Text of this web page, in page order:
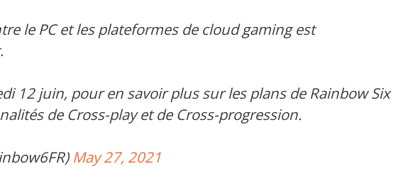
le PC et les plateformes de cloud gaming est
12 juin, pour en savoir plus sur les plans de Rainbow Six
de Cross-play et de Cross-progression.
May 27, 2021